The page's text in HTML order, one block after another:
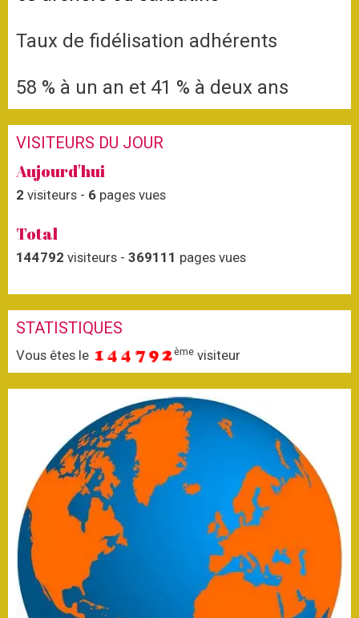
Taux de fidélisation adhérents
58 % à un an et 41 % à deux ans
VISITEURS DU JOUR
Aujourd'hui
2 visiteurs - 6 pages vues
Total
144792 visiteurs - 369111 pages vues
STATISTIQUES
Vous êtes le ème visiteur